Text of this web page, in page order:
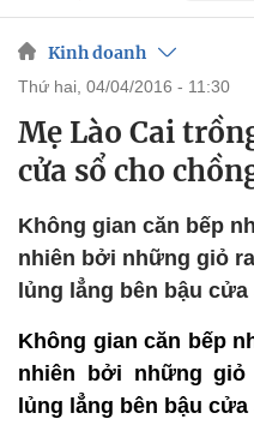
Kinh doanh
thứ hai, 04/04/2016 - 11:30
Mẹ Lào Cai
cửa sổ cho
Không gian căn bếp
nhiên bởi những giỏ
lủng lẳng bên bậu cửa
Không gian căn bếp
nhiên bởi những giỏ
lủng lẳng bên bậu cửa